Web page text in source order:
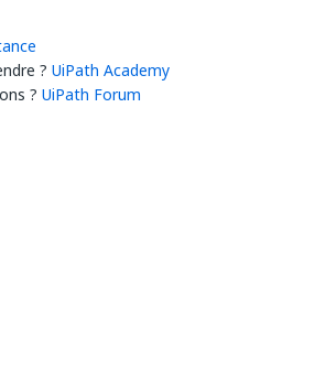
? UiPath Academy
? UiPath Forum